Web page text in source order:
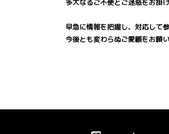
多大なるご不便とご迷惑をお掛
早急に情報を把握し、対応して参
今後とも変わらぬご愛顧をお願